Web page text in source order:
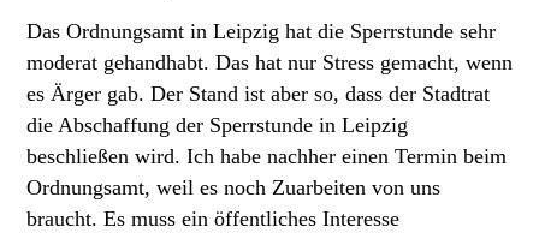
Das Ordnungsamt in Leipzig hat die Sperrstunde sehr
moderat gehandhabt. Das hat nur Stress gemacht, wenn
es Ärger gab. Der Stand ist aber so, dass der Stadtrat
die Abschaffung der Sperrstunde in Leipzig
beschließen wird. Ich habe nachher einen Termin beim
Ordnungsamt, weil es noch Zuarbeiten von uns
braucht. Es muss ein öffentliches Interesse